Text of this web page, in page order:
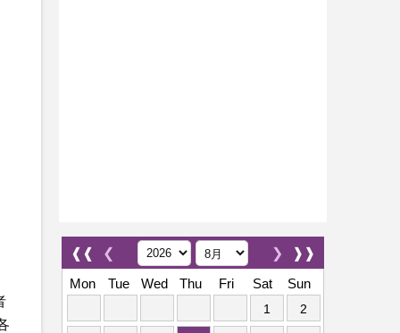
❰❰ ❮ ❱❱
❯
Mon
Tue Wed Thu Fri Sat Sun
1 2